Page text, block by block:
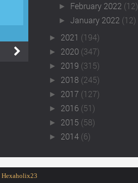
► February 2022 (12)
►January 2022 (12)
► 2021 (194)
► 2020 (347)
► 2019 (315)
► 2018 (245)
► 2017 (127)
► 2016 (51)
► 2015 (58)
► 2014 (6)
Hexaholix23